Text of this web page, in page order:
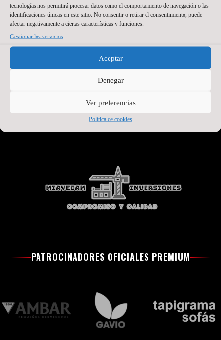
tecnologías nos permitirá procesar datos como el comportamiento de navegación o las
identificaciones únicas en este sitio. No consentir o retirar el consentimiento, puede
afectar negativamente a ciertas características y funciones.
Gestionar los servicios
Aceptar
Denegar
Ver preferencias
Política de cookies
SEGUNDO PATROCINADOR
PATROCINADORES OFICIALES PREMIUM